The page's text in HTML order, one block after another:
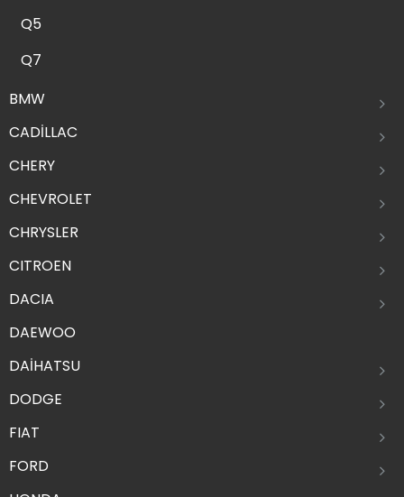
Q5
Q7
BMW
CADİLLAC
CHERY
CHEVROLET
CHRYSLER
CITROEN
DACIA
DAEWOO
DAİHATSU
DODGE
FIAT
FORD